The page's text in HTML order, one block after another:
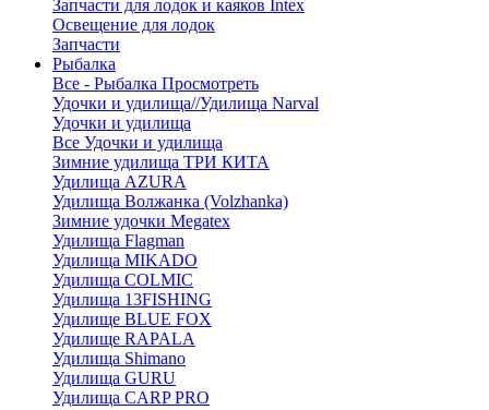
Запчасти для лодок и каяков Intex
Освещение для лодок
Запчасти
Рыбалка
Все - Рыбалка Просмотреть
Удочки и удилища//Удилища Narval
Удочки и удилища
Все Удочки и удилища
Зимние удилища ТРИ КИТА
Удилища AZURA
Удилища Волжанка (Volzhanka)
Зимние удочки Megatex
Удилища Flagman
Удилища MIKADO
Удилища COLMIC
Удилища 13FISHING
Удилище BLUE FOX
Удилище RAPALA
Удилища Shimano
Удилища GURU
Удилища CARP PRO